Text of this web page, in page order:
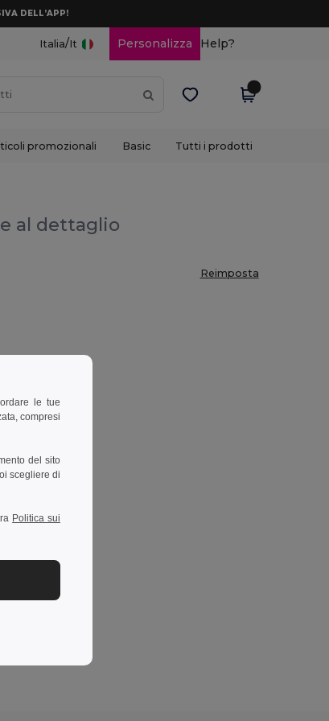
DELL’APP!
Italia/It Personalizza Help?
promozionali Basic Tutti i prodotti
al dettaglio
Reimposta
le tue
compresi
del sito
scegliere di
Politica sui